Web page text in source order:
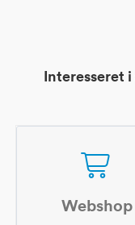
Interesseret
Webshop